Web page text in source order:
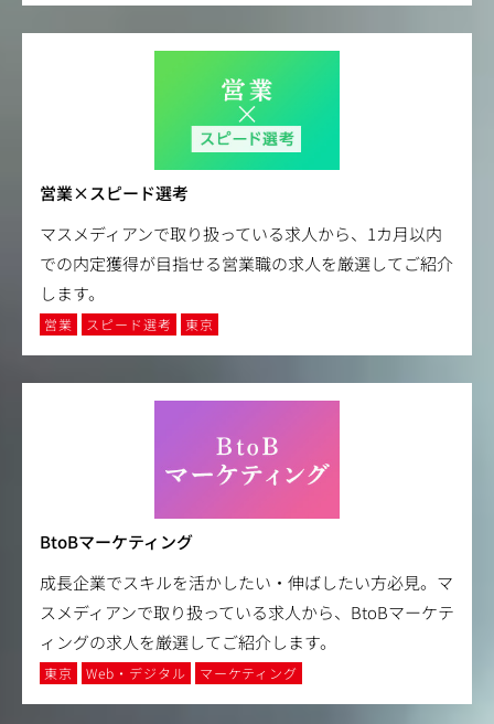
営業×スピード選考
マスメディアンで取り扱っている求人から、1カ月以内
での内定獲得が目指せる営業職の求人を厳選してご紹介
します。
営業 スピード選考 東京
BtoBマーケティング
成長企業でスキルを活かしたい・伸ばしたい方必見。マ
スメディアンで取り扱っている求人から、BtoBマーケテ
ィングの求人を厳選してご紹介します。
東京 Web・デジタル マーケティング